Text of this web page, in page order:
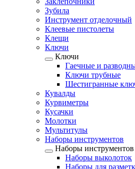
Зубила
Инструмент отделочный
Клеевые пистолеты
Клещи
Ключи
Ключи
Гаечные и
Ключи трубные
Шестигранные
Кувалды
Курвиметры
Кусачки
Молотки
Мультитулы
Наборы инструментов
Наборы инструментов
Наборы выколоток
Наборы для